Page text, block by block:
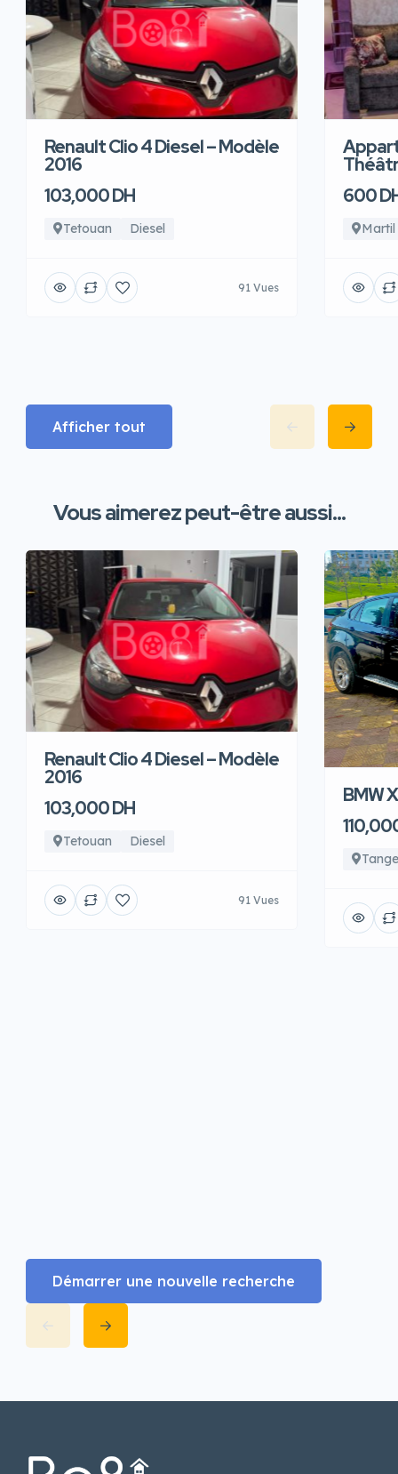
Renault Clio 4 Diesel – Modèle
2016
103,000 DH
Tetouan Diesel
91 Vues
600
Martil
Afficher tout
Vous aimerez peut-être aussi...
Renault Clio 4 Diesel – Modèle
2016
103,000 DH
Tetouan Diesel
91 Vues
BMW
Démarrer une nouvelle recherche